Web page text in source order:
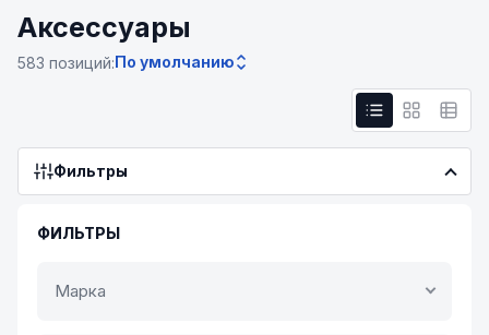
Аксессуары
583 позиций:По умолчанию
Фильтры
ФИЛЬТРЫ
Марка